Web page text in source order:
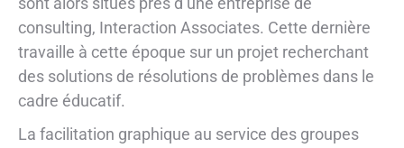
consulting, Interaction Associates. Cette dernière
travaille à cette époque sur un projet recherchant
des solutions de résolutions de problèmes dans le
cadre éducatif.
La facilitation graphique au service des groupes